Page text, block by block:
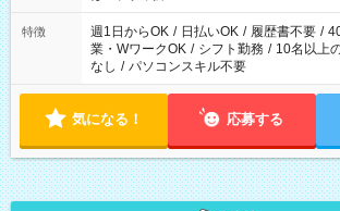
特徴 週1日からOK / 日払いOK / 履歴書不要 /
業・WワークOK / シフト勤務 / 10名以上
なし / パソコンスキル不要
気になる！ 応募する